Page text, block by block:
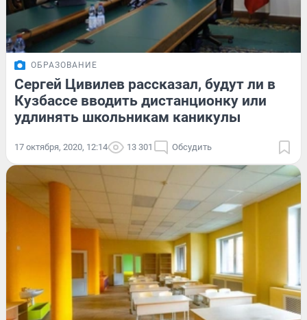
ОБРАЗОВАНИЕ
Сергей Цивилев рассказал, будут ли в
Кузбассе вводить дистанционку или
удлинять школьникам каникулы
17 октября, 2020, 12:14 13 301 Обсудить